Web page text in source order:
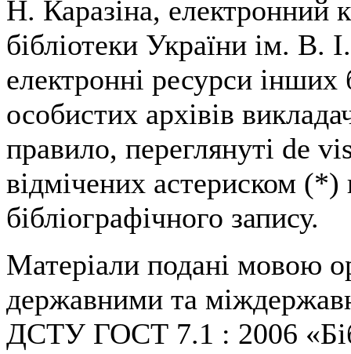
Н. Каразіна, електронний
бібліотеки України ім. В.
електронні ресурси інших
особистих архівів
правило, переглянуті de
відмічених астериском (*)
бібліографічного запису.
Матеріали подані мовою
державними та
ДСТУ ГОСТ 7.1 : 2006